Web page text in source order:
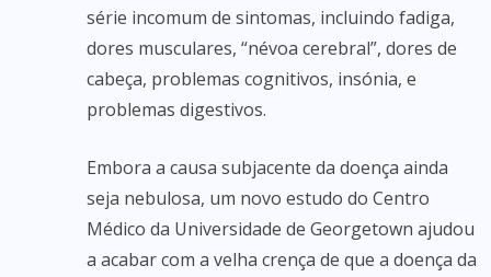
série incomum de sintomas, incluindo fadiga,
dores musculares, “névoa cerebral”, dores de
cabeça, problemas cognitivos, insónia, e
problemas digestivos.
Embora a causa subjacente da doença ainda
seja nebulosa, um novo estudo do Centro
Médico da Universidade de Georgetown ajudou
a acabar com a velha crença de que a doença da